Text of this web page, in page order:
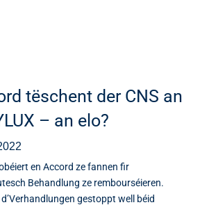
tëschent der CNS an
– an elo?
en Accord ze fannen fir
Behandlung ze rembourséieren.
gestoppt well béid